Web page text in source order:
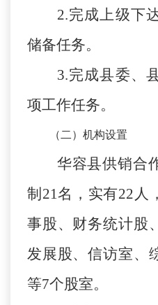
2.完成上级下
储备任务。
3.完成县委、
项工作任务。
（二）机构设置
华容县供销合
制 21名，实有22 人
事股、财务统计股
发展股、信访室、
等7个股室。